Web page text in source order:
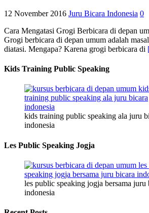
12 November 2016 Juru Bicara Indonesia 0
Cara Mengatasi Grogi Berbicara di depan
Grogi berbicara di depan umum adalah
diatasi. Mengapa? Karena grogi berbicara di
Kids Training Public Speaking
kids training public speaking ala juru
indonesia
Les Public Speaking Jogja
les public speaking jogja bersama juru
indonesia